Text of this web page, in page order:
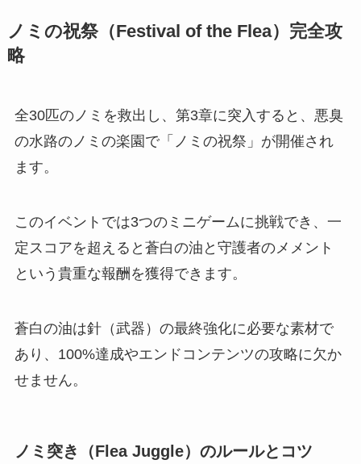
ノミの祝祭（Festival of the Flea）完全攻
略
全30匹のノミを救出し、第3章に突入すると、悪臭
の水路のノミの楽園で「ノミの祝祭」が開催され
ます。
このイベントでは3つのミニゲームに挑戦でき、一
定スコアを超えると蒼白の油と守護者のメメント
という貴重な報酬を獲得できます。
蒼白の油は針（武器）の最終強化に必要な素材で
あり、100%達成やエンドコンテンツの攻略に欠か
せません。
ノミ突き（Flea Juggle）のルールとコツ